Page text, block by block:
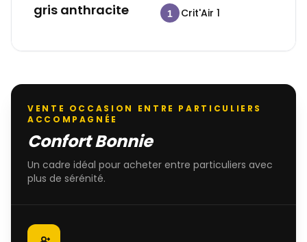
gris anthracite 1 Crit'Air 1
VENTE OCCASION ENTRE PARTICULIERS
ACCOMPAGNÉE
Confort Bonnie
Un cadre idéal pour acheter entre particuliers avec
plus de sérénité.